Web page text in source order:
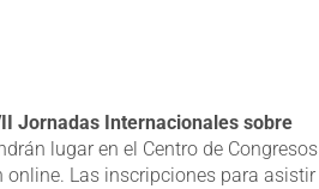
Jornadas Internacionales sobre
lugar en el Centro de Congresos
online. Las inscripciones para asistir